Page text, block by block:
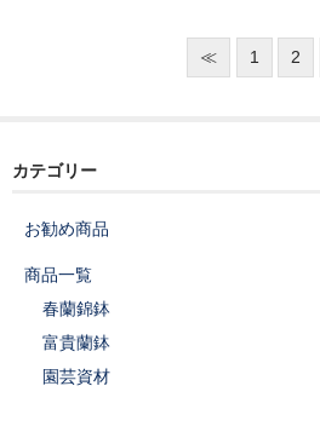
≪ 1 2
カテゴリー
お勧め商品
商品一覧
春蘭錦鉢
富貴蘭鉢
園芸資材